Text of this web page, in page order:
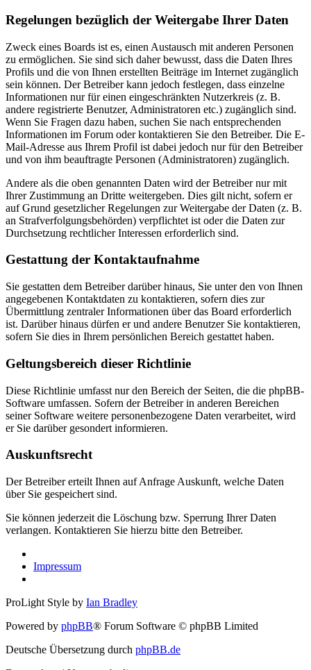
Regelungen bezüglich der Weitergabe Ihrer Daten
Zweck eines Boards ist es, einen Austausch mit anderen Personen
zu ermöglichen. Sie sind sich daher bewusst, dass die Daten Ihres
Profils und die von Ihnen erstellten Beiträge im Internet zugänglich
sein können. Der Betreiber kann jedoch festlegen, dass einzelne
Informationen nur für einen eingeschränkten Nutzerkreis (z. B.
andere registrierte Benutzer, Administratoren etc.) zugänglich sind.
Wenn Sie Fragen dazu haben, suchen Sie nach entsprechenden
Informationen im Forum oder kontaktieren Sie den Betreiber. Die E-
Mail-Adresse aus Ihrem Profil ist dabei jedoch nur für den Betreiber
und von ihm beauftragte Personen (Administratoren) zugänglich.
Andere als die oben genannten Daten wird der Betreiber nur mit
Ihrer Zustimmung an Dritte weitergeben. Dies gilt nicht, sofern er
auf Grund gesetzlicher Regelungen zur Weitergabe der Daten (z. B.
an Strafverfolgungsbehörden) verpflichtet ist oder die Daten zur
Durchsetzung rechtlicher Interessen erforderlich sind.
Gestattung der Kontaktaufnahme
Sie gestatten dem Betreiber darüber hinaus, Sie unter den von Ihnen
angegebenen Kontaktdaten zu kontaktieren, sofern dies zur
Übermittlung zentraler Informationen über das Board erforderlich
ist. Darüber hinaus dürfen er und andere Benutzer Sie kontaktieren,
sofern Sie dies in Ihrem persönlichen Bereich gestattet haben.
Geltungsbereich dieser Richtlinie
Diese Richtlinie umfasst nur den Bereich der Seiten, die die phpBB-
Software umfassen. Sofern der Betreiber in anderen Bereichen
seiner Software weitere personenbezogene Daten verarbeitet, wird
er Sie darüber gesondert informieren.
Auskunftsrecht
Der Betreiber erteilt Ihnen auf Anfrage Auskunft, welche Daten
über Sie gespeichert sind.
Sie können jederzeit die Löschung bzw. Sperrung Ihrer Daten
verlangen. Kontaktieren Sie hierzu bitte den Betreiber.
Impressum
ProLight Style by Ian Bradley
Powered by phpBB® Forum Software © phpBB Limited
Deutsche Übersetzung durch phpBB.de